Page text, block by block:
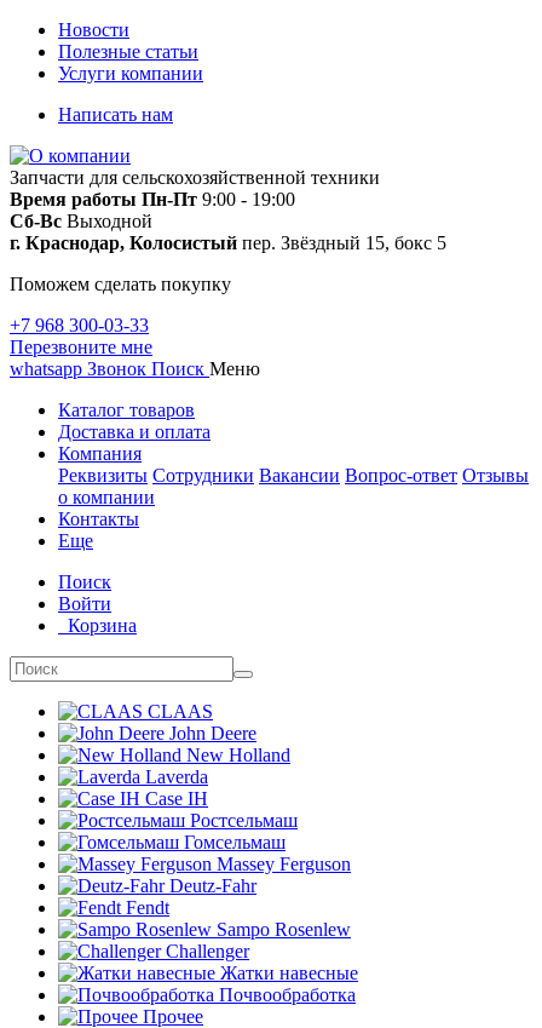
Новости
Полезные статьи
Услуги компании
Написать нам
Запчасти для сельскохозяйственной техники
Время работы Пн-Пт 9:00 - 19:00
Сб-Вс Выходной
г. Краснодар, Колосистый пер. Звёздный 15, бокс 5
Поможем сделать покупку
+7 968 300-03-33
Перезвоните мне
whatsapp Звонок Поиск Меню
Каталог товаров
Доставка и оплата
Компания
Реквизиты Сотрудники Вакансии Вопрос-ответ Отзывы
о компании
Контакты
Еще
Поиск
Войти
Корзина
CLAAS
John Deere
New Holland
Laverda
Case IH
Ростсельмаш
Гомсельмаш
Massey Ferguson
Deutz-Fahr
Fendt
Sampo Rosenlew
Challenger
Жатки навесные
Почвообработка
Прочее